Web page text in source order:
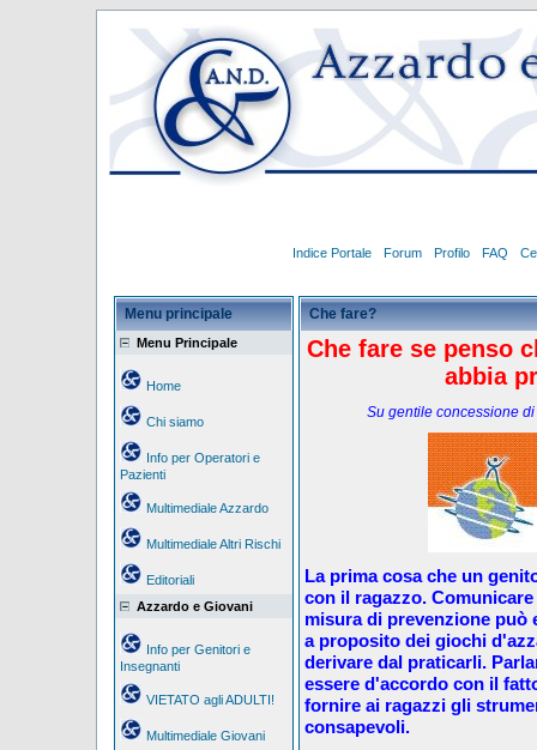
Indice Portale Forum Profilo FAQ
Menu principale
Menu Principale
Home
Chi siamo
Info per Operatori e
Pazienti
Multimediale Azzardo
Multimediale Altri Rischi
Editoriali
Azzardo e Giovani
Info per Genitori e
Insegnanti
VIETATO agli ADULTI!
Multimediale Giovani
Che fare?
Che fare se penso
abbia
Su gentile concessione
La prima cosa che un
con il ragazzo.
misura di prevenzione può
a proposito dei giochi
derivare dal praticarli.
essere d'accordo con il
fornire ai ragazzi gli
consapevoli.